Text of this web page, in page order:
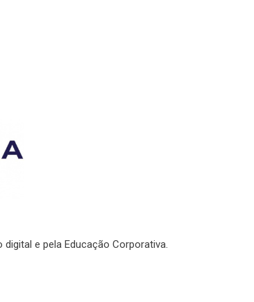
e pela Educação Corporativa.